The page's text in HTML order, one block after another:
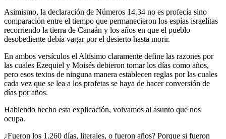
Asimismo, la declaración de Números 14.34 no es profecía sino
comparación entre el tiempo que permanecieron los espías israelitas
recorriendo la tierra de Canaán y los años en que el pueblo
desobediente debía vagar por el desierto hasta morir.
En ambos versículos el Altísimo claramente define las razones por
las cuales Ezequiel y Moisés debieron tomar los días como años,
pero esos textos de ninguna manera establecen reglas por las cuales
cada vez que se lea a los profetas se haya de hacer conversión de
días por años.
Habiendo hecho esta explicación, volvamos al asunto que nos
ocupa.
¿Fueron los 1.260 días, literales, o fueron años? Porque si fueron